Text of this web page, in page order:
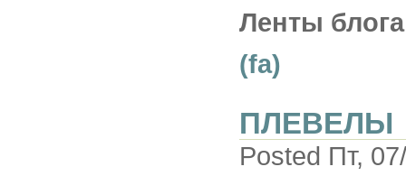
Ленты
(fa)
ПЛЕВЕЛЫ
Posted Пт,